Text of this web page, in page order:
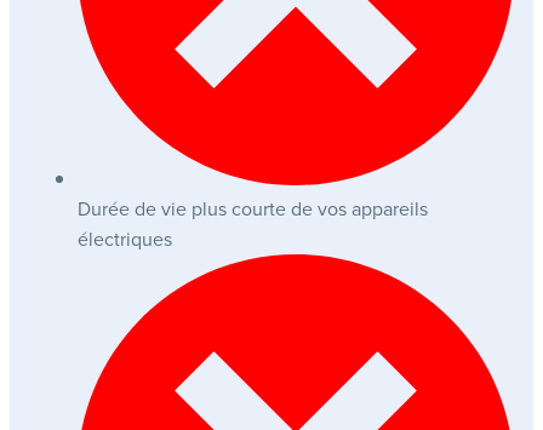
Durée de vie plus courte de vos appareils
électriques